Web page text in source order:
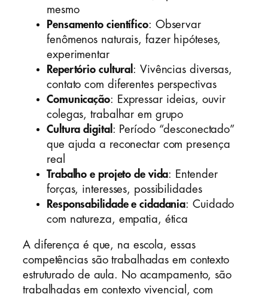
mesmo
Pensamento científico: Observar
fenômenos naturais, fazer hipóteses,
experimentar
Repertório cultural : Vivências diversas,
contato com diferentes perspectivas
Comunicação: Expressar ideias, ouvir
colegas, trabalhar em grupo
Cultura digital : Período “desconectado”
que ajuda a reconectar com presença
real
Trabalho e projeto de vida: Entender
forças, interesses, possibilidades
Responsabilidade e cidadania: Cuidado
com natureza, empatia, ética
A diferença é que, na escola, essas
competências são trabalhadas em contexto
estruturado de aula. No acampamento, são
trabalhadas em contexto vivencial, com